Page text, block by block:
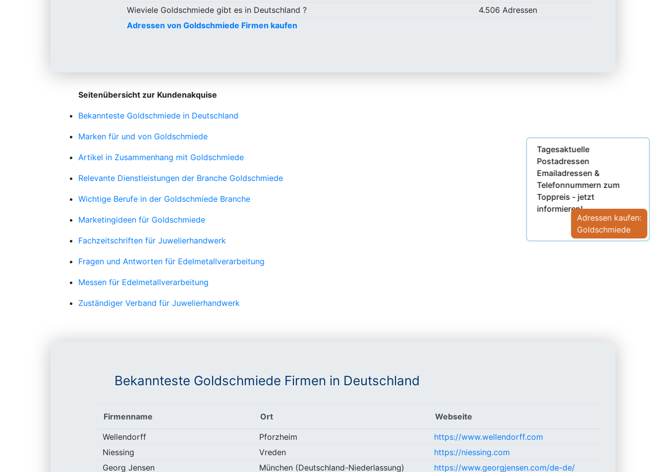
Tagesaktuelle
Postadressen
Emailadressen &
Telefonnummern zum
Toppreis - jetzt
informieren!
Adressen kaufen:
Goldschmiede
Wieviele Goldschmiede gibt es in Deutschland ?
4.506 Adressen
Adressen von Goldschmiede Firmen kaufen
Seitenübersicht zur Kundenakquise
Bekannteste Goldschmiede in Deutschland
Marken für und von Goldschmiede
Artikel in Zusammenhang mit Goldschmiede
Relevante Dienstleistungen der Branche Goldschmiede
Wichtige Berufe in der Goldschmiede Branche
Marketingideen für Goldschmiede
Fachzeitschriften für Juwelierhandwerk
Fragen und Antworten für Edelmetallverarbeitung
Messen für Edelmetallverarbeitung
Zuständiger Verband für Juwelierhandwerk
Bekannteste Goldschmiede Firmen in Deutschland
Firmenname Ort Webseite
Wellendorff Pforzheim
https://www.wellendorff.com
Niessing
Vreden
https://niessing.com
Georg Jensen
München (Deutschland-Niederlassung)
https://www.georgjensen.com/de-de/